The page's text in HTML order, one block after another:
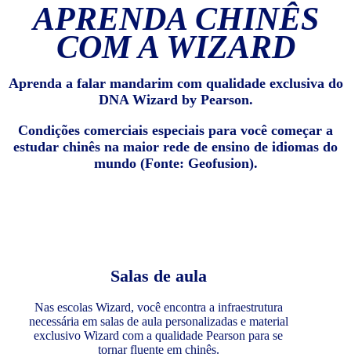
APRENDA CHINÊS
COM A WIZARD
Aprenda a falar mandarim com qualidade exclusiva do
DNA Wizard by Pearson.
Condições comerciais especiais para você começar a
estudar chinês na maior rede de ensino de idiomas do
mundo (Fonte: Geofusion).
Salas de aula
Nas escolas Wizard, você encontra a infraestrutura
necessária em salas de aula personalizadas e material
exclusivo Wizard com a qualidade Pearson para se
tornar fluente em chinês.